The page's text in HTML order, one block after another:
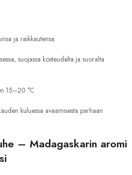
ja raikkautensa:
suojassa kosteudelta ja suoralta
15–20 °C
kuluessa avaamisesta parhaan
– Madagaskarin aromi